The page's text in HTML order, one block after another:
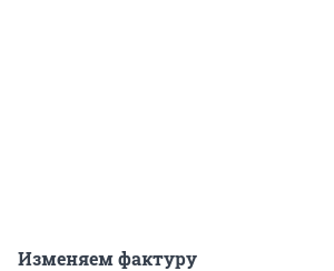
Изменяем фактуру